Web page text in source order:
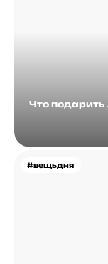
Что
#вещьдня